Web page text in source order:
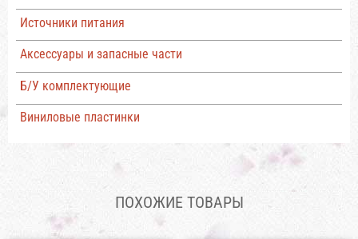
Источники питания
Аксессуары и запасные части
Б/У комплектующие
Виниловые пластинки
ПОХОЖИЕ ТОВАРЫ